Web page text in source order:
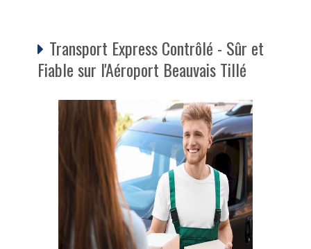
Transport Express Contrôlé - Sûr et
Fiable sur l'Aéroport Beauvais Tillé